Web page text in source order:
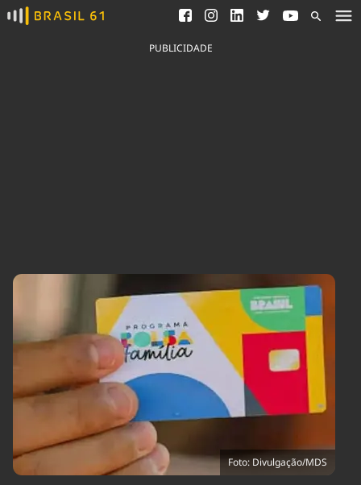
Ver todas as notícias
Saneamento
Indicadores
Brasil
Brasil Mineral
Ciência &
Cinema
Comportamento
Cultura
Economia
Educação
Infraestrutura
Internacional
Meio Ambiente
Podcast
Política
Saúde
Tempo
PUBLICIDADE
Foto: Divulgação/MDS